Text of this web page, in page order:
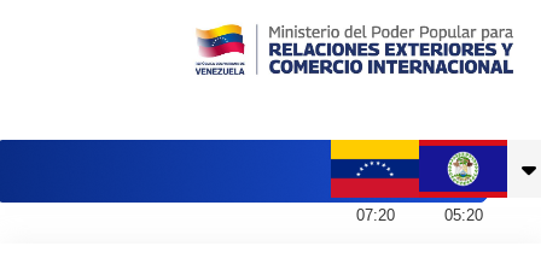
07:20 05:20